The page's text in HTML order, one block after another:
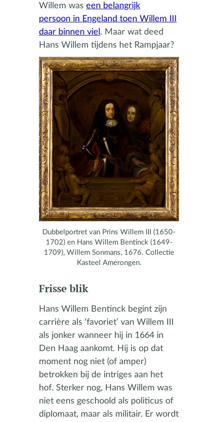
Willem was een belangrijk
persoon in Engeland toen Willem III
daar binnen viel . Maar wat deed
Hans Willem tijdens het Rampjaar?
Dubbelportret van Prins Willem III (1650-
1702) en Hans Willem Bentinck (1649-
1709), Willem Sonmans, 1676. Collectie
Kasteel Amerongen.
Frisse blik
Hans Willem Bentinck begint zijn
carrière als ‘favoriet’ van Willem III
als jonker wanneer hij in 1664 in
Den Haag aankomt. Hij is op dat
moment nog niet (of amper)
betrokken bij de intriges aan het
hof. Sterker nog, Hans Willem was
niet eens geschoold als politicus of
diplomaat, maar als militair. Er wordt